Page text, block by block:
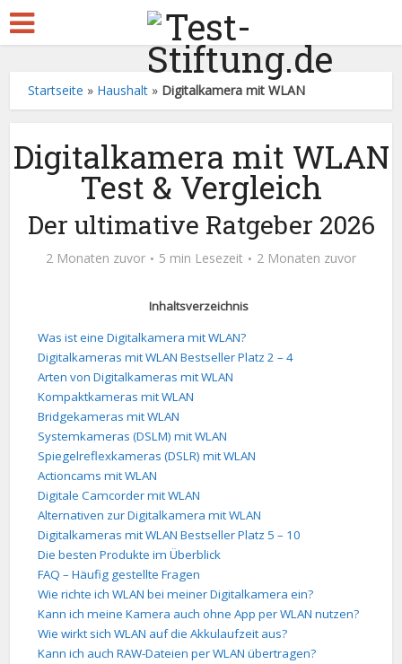
Startseite » Haushalt » Digitalkamera mit WLAN
Digitalkamera mit WLAN
Test & Vergleich
Der ultimative Ratgeber 2026
2 Monaten zuvor 5 min Lesezeit 2 Monaten zuvor
Inhaltsverzeichnis
Was ist eine Digitalkamera mit WLAN?
Digitalkameras mit WLAN Bestseller Platz 2 – 4
Arten von Digitalkameras mit WLAN
Kompaktkameras mit WLAN
Bridgekameras mit WLAN
Systemkameras (DSLM) mit WLAN
Spiegelreflexkameras (DSLR) mit WLAN
Actioncams mit WLAN
Digitale Camcorder mit WLAN
Alternativen zur Digitalkamera mit WLAN
Digitalkameras mit WLAN Bestseller Platz 5 – 10
Die besten Produkte im Überblick
FAQ – Häufig gestellte Fragen
Wie richte ich WLAN bei meiner Digitalkamera ein?
Kann ich meine Kamera auch ohne App per WLAN nutzen?
Wie wirkt sich WLAN auf die Akkulaufzeit aus?
Kann ich auch RAW-Dateien per WLAN übertragen?